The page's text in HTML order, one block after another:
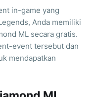
in-game yang
Anda memiliki
ML secara gratis.
event tersebut dan
mendapatkan